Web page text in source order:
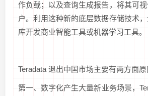
作负载；以及查询生成报告，将其可
户。利用这种新的底层数据存储技术
库开发商业智能工具或机器学习工具。
Teradata 退出中国市场主要有两方面原
第一、数字化产生大量新业务场景，